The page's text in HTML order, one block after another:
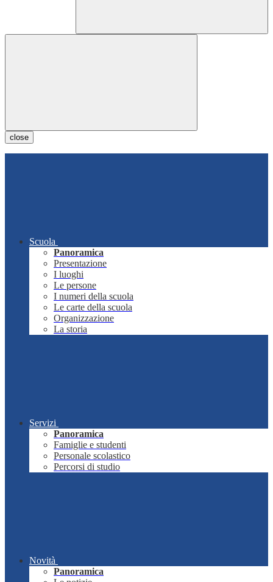
close
Scuola
Panoramica
Presentazione
I luoghi
Le persone
I numeri della scuola
Le carte della scuola
Organizzazione
La storia
Servizi
Panoramica
Famiglie e studenti
Personale scolastico
Percorsi di studio
Novità
Panoramica